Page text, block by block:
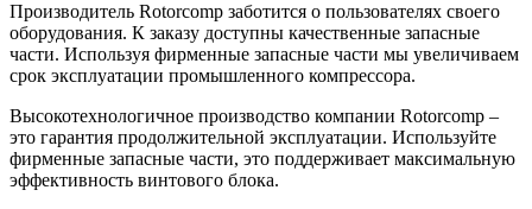
Производитель Rotorcomp заботится о пользователях своего
оборудования. К заказу доступны качественные запасные
части. Используя фирменные запасные части мы увеличиваем
срок эксплуатации промышленного компрессора.
Высокотехнологичное производство компании Rotorcomp –
это гарантия продолжительной эксплуатации. Используйте
фирменные запасные части, это поддерживает максимальную
эффективность винтового блока.